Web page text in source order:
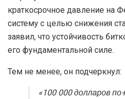
краткосрочное давление на
систему с целью снижения
заявил, что устойчивость
его фундаментальной силе.
Тем не менее, он подчеркнул:
«100 000 долларов